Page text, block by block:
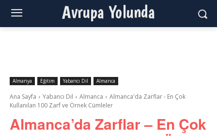
Avrupa Yolunda
Almanya Eğitim Yabancı Dil Almanca
Ana Sayfa Yabancı Dil Almanca
Almanca'da Zarflar - En Çok
Kullanılan 100 Zarf ve Örnek Cümleler
Almanca’da Zarflar – En Çok